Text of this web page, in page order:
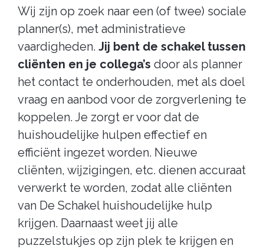
Wij zijn op zoek naar een (of twee) sociale
planner(s), met administratieve
vaardigheden. Jij bent de schakel tussen
cliënten en je collega’s door als planner
het contact te onderhouden, met als doel
vraag en aanbod voor de zorgverlening te
koppelen. Je zorgt er voor dat de
huishoudelijke hulpen effectief en
efficiënt ingezet worden. Nieuwe
cliënten, wijzigingen, etc. dienen accuraat
verwerkt te worden, zodat alle cliënten
van De Schakel huishoudelijke hulp
krijgen. Daarnaast weet jij alle
puzzelstukjes op zijn plek te krijgen en